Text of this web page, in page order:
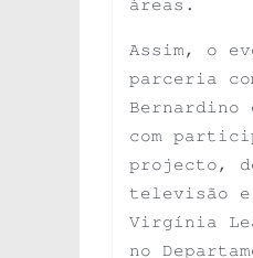
áreas.
Assim, o
parceria
Bernardino
com
projecto,
televisão
Virgínia
no